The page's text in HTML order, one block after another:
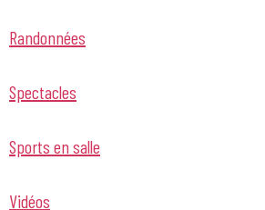
Randonnées
Spectacles
Sports en salle
Vidéos